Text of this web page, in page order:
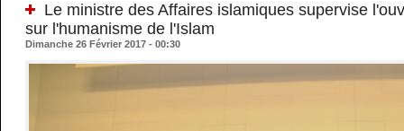
Le ministre des Affaires islamiques supervise
sur l'humanisme de l'Islam
Dimanche 26 Février 2017 - 00:30